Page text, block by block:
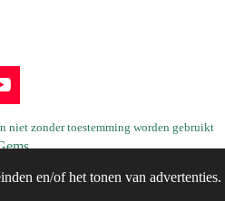
en/of het tonen van
Y
u
T
b
niet zonder toestemming worden gebruikt